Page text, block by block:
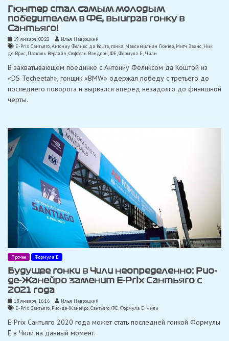
Гюнтер стал самым молодым
победителем в ФЕ, выиграв гонку в
Сантьяго!
19 января, 00:22
Илья Навроцкий
E-Prix Сантьяго Антониу Феликс да Кошта гонка Максимилиан Гюнтер Митч Эванс Ник
де Врис Паскаль Верляйн Стоффель Вандорн ФЕ Формула Е Чили
В захватывающем поединке с Антониу Феликсом да Коштой из
«DS Techeetah», гонщик «BMW» одержал победу с третьего до
последнего поворота и вырвался вперед незадолго до финишной
черты.
Прочее Формула Е
Будущее гонки в Чили неопределенно: Рио-
де-Жанейро заменит E-Prix Сантьяго с
2021 года
18 января, 16:16
Илья Навроцкий
E-Prix Сантьяго, Рио-де-Жанейро,Сантьяго,ФЕ,Формула Е, Чили
E-Prix Сантьяго 2020 года может стать последней гонкой Формулы
E в Чили на данный момент.